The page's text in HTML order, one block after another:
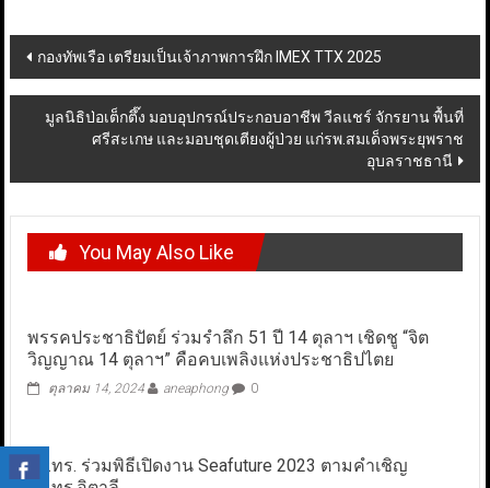
Post
navigation
กองทัพเรือ เตรียมเป็นเจ้าภาพการฝึก IMEX TTX 2025
มูลนิธิป่อเต็กตึ๊ง มอบอุปกรณ์ประกอบอาชีพ วีลแชร์ จักรยาน พื้นที่
ศรีสะเกษ และมอบชุดเตียงผู้ป่วย แก่รพ.สมเด็จพระยุพราช
อุบลราชธานี
You May Also Like
พรรคประชาธิปัตย์ ร่วมรำลึก 51 ปี 14 ตุลาฯ เชิดชู “จิต
วิญญาณ 14 ตุลาฯ” คือคบเพลิงแห่งประชาธิปไตย
ตุลาคม 14, 2024 aneaphong 0
ผบ.ทร. ร่วมพิธีเปิดงาน Seafuture 2023 ตามคำเชิญ